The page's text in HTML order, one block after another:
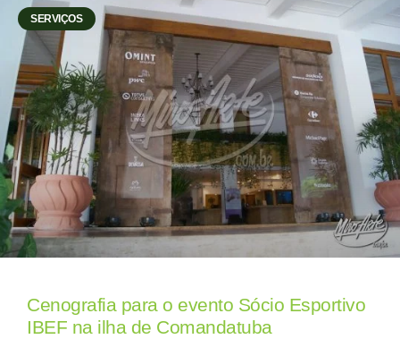
SERVIÇOS
Cenografia para o evento Sócio Esportivo
IBEF na ilha de Comandatuba